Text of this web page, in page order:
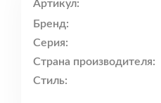
Артикул:
Бренд:
Серия:
Страна производителя:
Стиль: